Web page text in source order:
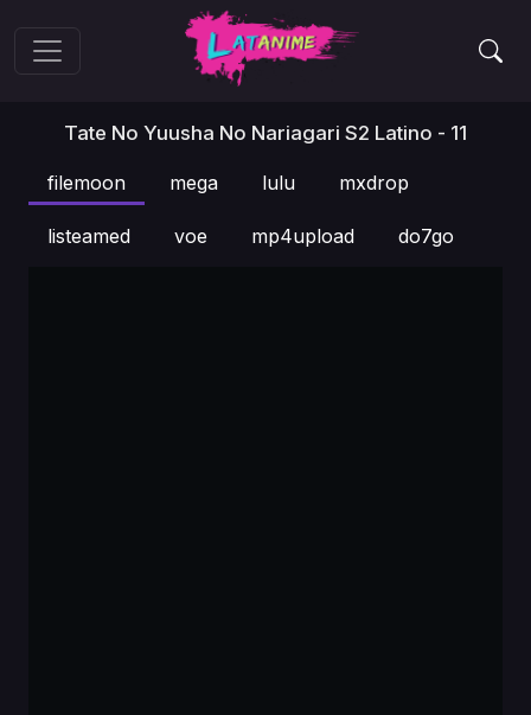
Tate No Yuusha No Nariagari S2 Latino - 11
filemoon mega lulu mxdrop
listeamed voe mp4upload do7go